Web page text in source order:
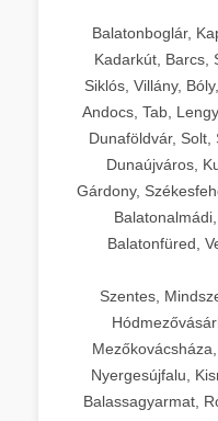
Balatonboglár,
Kadarkút, Barcs,
Siklós, Villány,
Andocs, Tab,
Dunaföldvár, Solt,
Dunaújváros,
Gárdony,
Balatonfüred,
Szentes,
Nyergesújfalu,
Balassagyarmat,